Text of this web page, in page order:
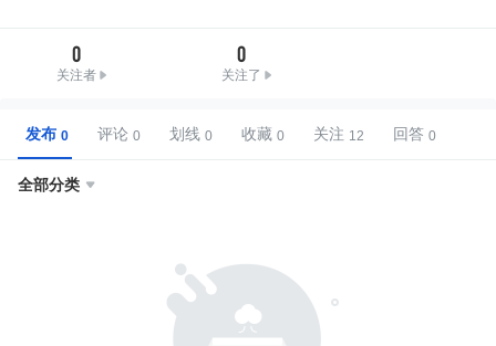
0
关注者
0
关注了
发布 评论 划线 收藏 关注 回答
全部分类 